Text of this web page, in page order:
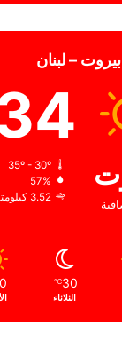
– لبنان
35º - 30º
57%
3.52 كيلومتر/ساعة
30
℃
الثلاثاء